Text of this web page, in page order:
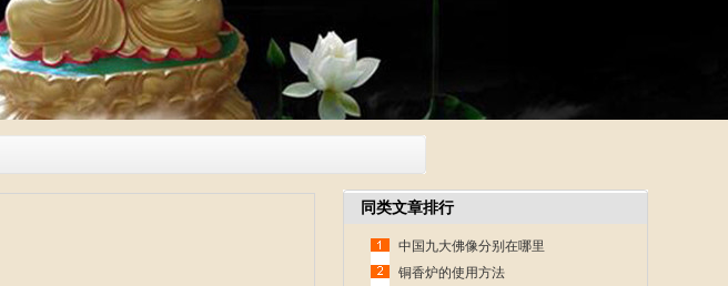
同类文章排行
中国九大佛像分别在哪里
铜香炉的使用方法